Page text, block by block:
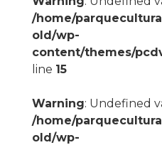
/home/
old/wp-
content/themes/
line 15
Warning: Undefined
/home/
old/wp-